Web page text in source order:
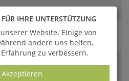
IHRE UNTERSTÜTZUNG
Website. Einige von
andere uns helfen,
zu verbessern.